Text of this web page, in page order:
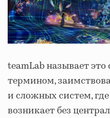
teamLab называет
термином,
и сложных систем,
возникает без